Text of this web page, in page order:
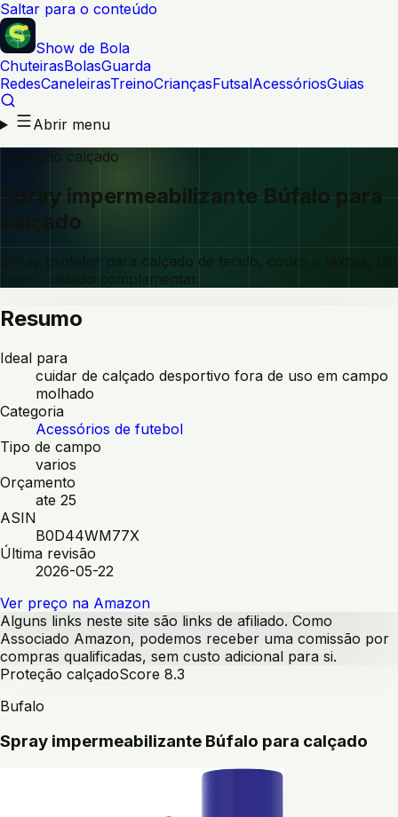
Saltar para o conteúdo
Show de Bola
ChuteirasBolasGuarda
RedesCaneleirasTreinoCriançasFutsalAcessóriosGuias
Abrir menu
Proteção calçado
Spray impermeabilizante Búfalo para
calçado
Spray protetor para calçado de tecido, couro e têxteis, útil
como cuidado complementar.
Resumo
Ideal para
cuidar de calçado desportivo fora de uso em campo
molhado
Categoria
Acessórios de futebol
Tipo de campo
varios
Orçamento
ate 25
ASIN
B0D44WM77X
Última revisão
2026-05-22
Ver preço na Amazon
Alguns links neste site são links de afiliado. Como
Associado Amazon, podemos receber uma comissão por
compras qualificadas, sem custo adicional para si.
Proteção calçadoScore 8.3
Bufalo
Spray impermeabilizante Búfalo para calçado